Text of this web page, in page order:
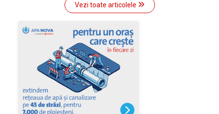
Vezi toate articolele